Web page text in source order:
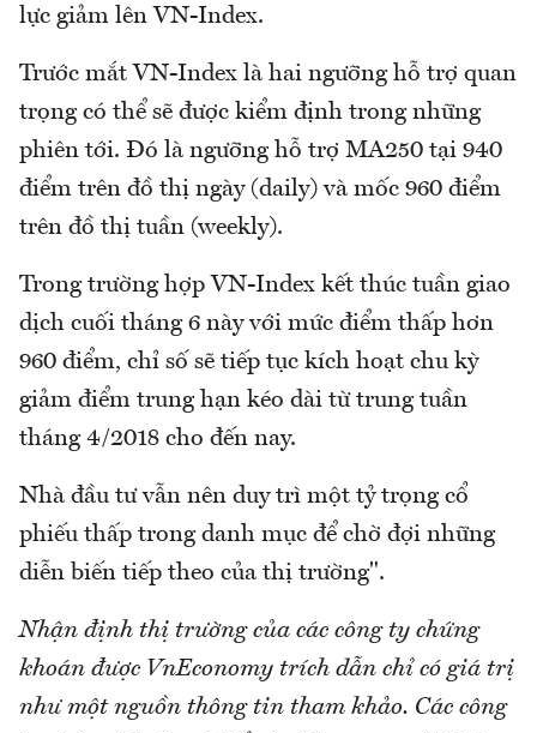
lực giảm lên VN-Index.
Trước mắt VN-Index là hai ngưỡng hỗ trợ quan
trọng có thể sẽ được kiểm định trong những
phiên tới. Đó là ngưỡng hỗ trợ MA250 tại 940
điểm trên đồ thị ngày (daily) và mốc 960 điểm
trên đồ thị tuần (weekly).
Trong trường hợp VN-Index kết thúc tuần giao
dịch cuối tháng 6 này với mức điểm thấp hơn
960 điểm, chỉ số sẽ tiếp tục kích hoạt chu kỳ
giảm điểm trung hạn kéo dài từ trung tuần
tháng 4/2018 cho đến nay.
Nhà đầu tư vẫn nên duy trì một tỷ trọng cổ
phiếu thấp trong danh mục để chờ đợi những
diễn biến tiếp theo của thị trường".
Nhận định thị trường của các công ty chứng
khoán được VnEconomy trích dẫn chỉ có giá trị
như một nguồn thông tin tham khảo. Các công